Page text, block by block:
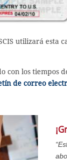
utilizará
con los tiempos
de correo